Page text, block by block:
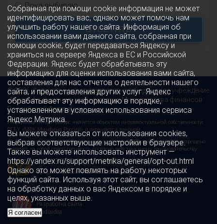
Пока выбираю
ОТВЕТИТЬ
© 2026 Федеральное государственное бюджетное учреждение
«Многофункциональный комплекс Министерства финансов
Российской Федерации»
Информационный ресурс является объектом интеллектуальной собственности
ФГБУ «МФК Минфина России» и охраняется законом.
Любое использование информации без ссылки на Правообладателя запрещено
и влечёт за собой ответственность согласно действующему законодательству.
МИНИСТЕРСТВО ФИНАНСОВ РОССИЙСКОЙ ФЕДЕРАЦИИ
Официальный сайт ФГБУ «МФК Минфина России»
Разработка сайта
mediaidea
Собранная при помощи cookie информация не может
идентифицировать вас, однако может помочь нам
улучшить работу нашего сайта. Информация об
использовании вами данного сайта, собранная при
помощи cookie, будет передаваться Яндексу и
храниться на сервере Яндекса в ЕС и Российской
Федерации. Яндекс будет обрабатывать эту
информацию для оценки использования вами сайта,
составления для нас отчетов о деятельности нашего
сайта, и предоставления других услуг. Яндекс
обрабатывает эту информацию в порядке,
установленном в условиях использования сервиса
Яндекс Метрика.
Вы можете отказаться от использования cookies,
выбрав соответствующие настройки в браузере.
Также вы можете использовать инструмент —
https://yandex.ru/support/metrika/general/opt-out.html
Однако это может повлиять на работу некоторых
функций сайта. Используя этот сайт, вы соглашаетесь
на обработку данных о вас Яндексом в порядке и
целях, указанных выше.
Я согласен